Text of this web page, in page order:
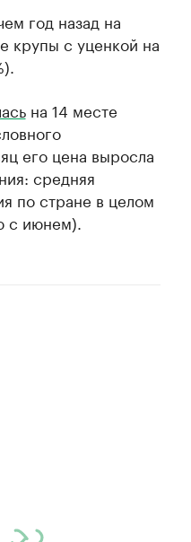
год назад на
крупы с уценкой на
на 14 месте
его цена выросла
средняя
по стране в целом
с июнем).